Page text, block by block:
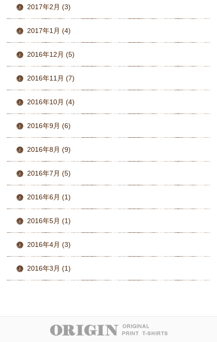
2017年2月 (3)
2017年1月 (4)
2016年12月 (5)
2016年11月 (7)
2016年10月 (4)
2016年9月 (6)
2016年8月 (9)
2016年7月 (5)
2016年6月 (1)
2016年5月 (1)
2016年4月 (3)
2016年3月 (1)